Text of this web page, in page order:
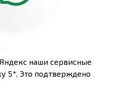
наши сервисные
5*. Это подтверждено